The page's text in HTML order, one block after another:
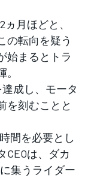
月ほどと、
の転向を疑う
始まるとトラ
成し、モータ
を刻むことと
間を必要とし
CEOは、ダカ
集うライダー